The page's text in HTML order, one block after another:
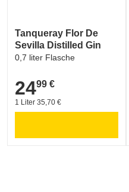
Tanqueray Flor De
Sevilla Distilled Gin
0,7 liter Flasche
24,99 €
2499 €
1 Liter 35,70 €